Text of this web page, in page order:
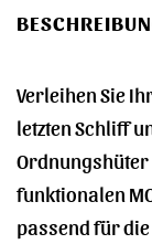
Verleihen Sie
letzten Schliff
funktionalen
passend für